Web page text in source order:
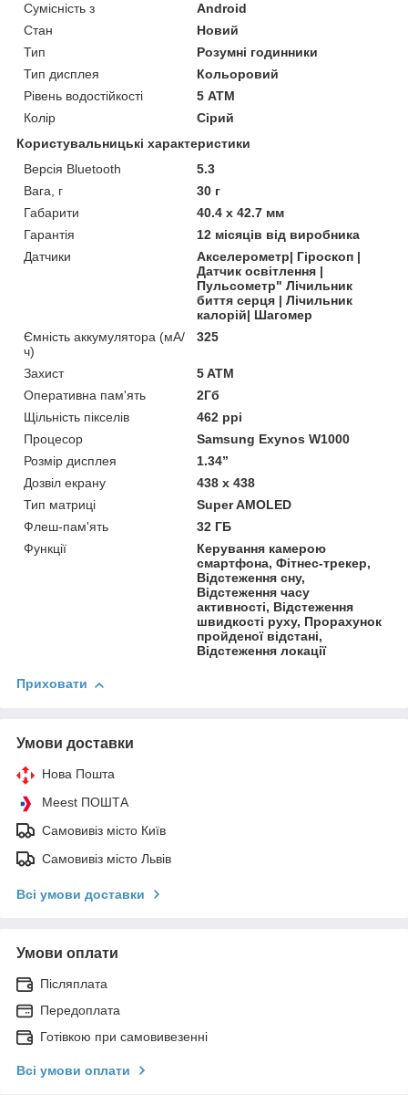
Сумісність з
Android
Стан
Новий
Тип
Розумні годинники
Тип дисплея
Кольоровий
Рівень водостійкості
5 АТМ
Колір
Сірий
Користувальницькі характеристики
Версія Bluetooth
5.3
Вага, г
30 г
Габарити
40.4 x 42.7 мм
Гарантія
12 місяців від виробника
Датчики
Акселерометр| Гіроскоп |
Датчик освітлення |
Пульсометр" Лічильник
биття серця | Лічильник
калорій| Шагомер
Ємність аккумулятора (мА/
ч)
325
Захист
5 ATM
Оперативна пам'ять
2Гб
Щільність пікселів
462 ppi
Процесор
Samsung Exynos W1000
Розмір дисплея
1.34”
Дозвіл екрану
438 х 438
Тип матриці
Super AMOLED
Флеш-пам'ять
32 ГБ
Функції
Керування камерою
смартфона, Фітнес-трекер,
Відстеження сну,
Відстеження часу
активності, Відстеження
швидкості руху, Прорахунок
пройденої відстані,
Відстеження локації
Приховати
Умови доставки
Нова Пошта
Meest ПОШТА
Самовивіз місто Київ
Самовивіз місто Львів
Всі умови доставки
Умови оплати
Післяплата
Передоплата
Готівкою при самовивезенні
Всі умови оплати